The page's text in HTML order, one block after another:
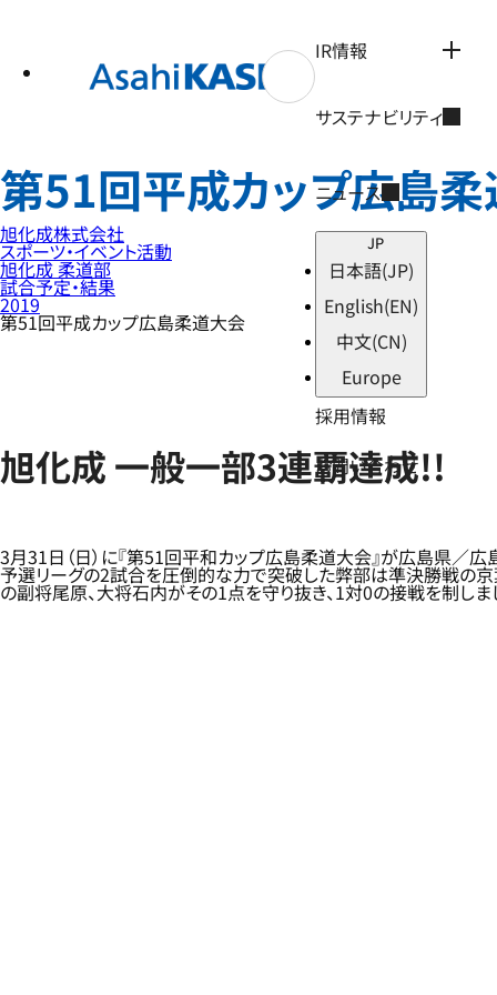
IR情報
サステナビリティ
ニュース
JP
日本語(JP)
English(EN)
中文(CN)
Europe
採用情報
お問い合わせ
第51回平成カップ広島
旭化成株式会社
スポーツ・イベント活動
旭化成 柔道部
試合予定・結果
2019
第51回平成カップ広島柔道大会
旭化成 一般一部3連覇達成!!
3月31日（日）に『第51回平和カップ広島柔道大会』が広島県／
予選リーグの2試合を圧倒的な力で突破した弊部は準決勝戦の
の副将尾原、大将石内がその1点を守り抜き、1対0の接戦を制し